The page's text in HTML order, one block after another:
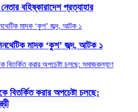
বহিষ্কারাদেশ প্রত্যাহার
মাদক ‘কুশ’ জব্দ, আটক ১
করার অপচেষ্টা চলছে: